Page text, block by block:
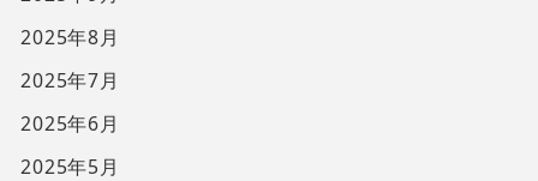
2025年8月
2025年7月
2025年6月
2025年5月